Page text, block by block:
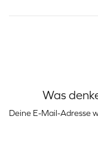
Was
Deine E-Mail-Adresse